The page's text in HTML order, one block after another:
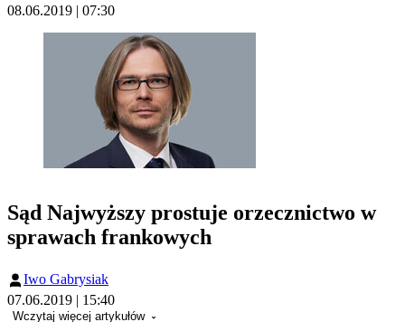
08.06.2019 | 07:30
Sąd Najwyższy prostuje orzecznictwo w
sprawach frankowych
Iwo Gabrysiak
07.06.2019 | 15:40
Wczytaj więcej artykułów